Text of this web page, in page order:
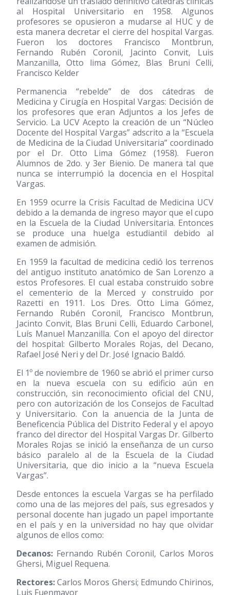
al Hospital Universitario en 1958. Algunos
profesores se opusieron a mudarse al HUC y de
esta manera decretar el cierre del hospital Vargas.
Fueron los doctores Francisco Montbrun,
Fernando Rubén Coronil, Jacinto Convit, Luis
Manzanilla, Otto lima Gómez, Blas Bruni Celli,
Francisco Kelder
Permanencia “rebelde” de dos cátedras de
Medicina y Cirugía en Hospital Vargas: Decisión de
los profesores que eran Adjuntos a los Jefes de
Servicio. La UCV Acepto la creación de un “Núcleo
Docente del Hospital Vargas” adscrito a la “Escuela
de Medicina de la Ciudad Universitaria” coordinado
por el Dr. Otto Lima Gómez (1958). Fueron
Alumnos de 2do. y 3er Bienio. De manera tal que
nunca se interrumpió la docencia en el Hospital
Vargas.
En 1959 ocurre la Crisis Facultad de Medicina UCV
debido a la demanda de ingreso mayor que el cupo
en la Escuela de la Ciudad Universitaria. Entonces
se produce una huelga estudiantil debido al
examen de admisión.
En 1959 la facultad de medicina cedió los terrenos
del antiguo instituto anatómico de San Lorenzo a
estos Profesores. El cual estaba construido sobre
el cementerio de la Merced y construido por
Razetti en 1911. Los Dres. Otto Lima Gómez,
Fernando Rubén Coronil, Francisco Montbrun,
Jacinto Convit, Blas Bruni Celli, Eduardo Carbonel,
Luís Manuel Manzanilla. Con el apoyo del director
del hospital: Gilberto Morales Rojas, del Decano,
Rafael José Neri y del Dr. José Ignacio Baldó.
El 1º de noviembre de 1960 se abrió el primer curso
en la nueva escuela con su edificio aún en
construcción, sin reconocimiento oficial del CNU,
pero con autorización de los Consejos de Facultad
y Universitario. Con la anuencia de la Junta de
Beneficencia Pública del Distrito Federal y el apoyo
franco del director del Hospital Vargas Dr. Gilberto
Morales Rojas se inició la enseñanza de un curso
básico paralelo al de la Escuela de la Ciudad
Universitaria, que dio inicio a la “nueva Escuela
Vargas”.
Desde entonces la escuela Vargas se ha perfilado
como una de las mejores del país, sus egresados y
personal docente han jugado un papel importante
en el país y en la universidad no hay que olvidar
algunos de ellos como:
Decanos: Fernando Rubén Coronil, Carlos Moros
Ghersi, Miguel Requena.
Rectores:Carlos Moros Ghersi; Edmundo Chirinos,
Luis Fuenmayor